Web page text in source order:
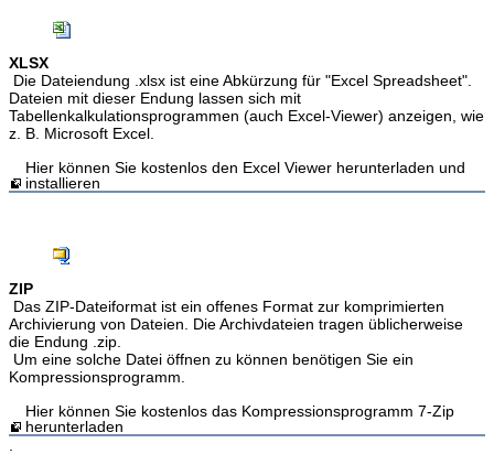
XLSX
Die Dateiendung .xlsx ist eine Abkürzung für "Excel Spreadsheet".
Dateien mit dieser Endung lassen sich mit
Tabellenkalkulationsprogrammen (auch Excel-Viewer) anzeigen, wie
z. B. Microsoft Excel.
Hier können Sie kostenlos den Excel Viewer herunterladen und
installieren
ZIP
Das ZIP-Dateiformat ist ein offenes Format zur komprimierten
Archivierung von Dateien. Die Archivdateien tragen üblicherweise
die Endung .zip.
Um eine solche Datei öffnen zu können benötigen Sie ein
Kompressionsprogramm.
Hier können Sie kostenlos das Kompressionsprogramm 7-Zip
herunterladen
.